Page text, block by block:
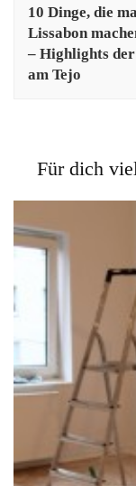
10 Dinge, die
Lissabon
– Highlights
am Tejo
Für dich